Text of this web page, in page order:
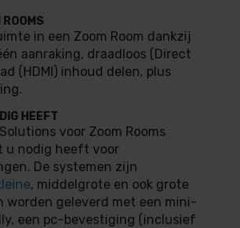
ROOMS
in een Zoom Room dankzij
aanraking, draadloos (Direct
(HDMI) inhoud delen, plus
HEEFT
voor Zoom Rooms
u nodig heeft voor
De systemen zijn
, middelgrote en ook grote
worden geleverd met een mini-
een pc-bevestiging (inclusief